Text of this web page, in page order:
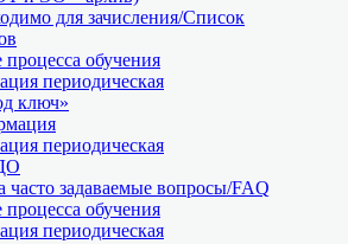
для зачисления/Список
обучения
периодическая
ключ»
периодическая
часто задаваемые вопросы/FAQ
обучения
периодическая